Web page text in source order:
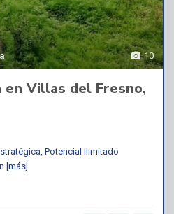
10
Villas del Fresno,
Potencial Ilimitado
[más]